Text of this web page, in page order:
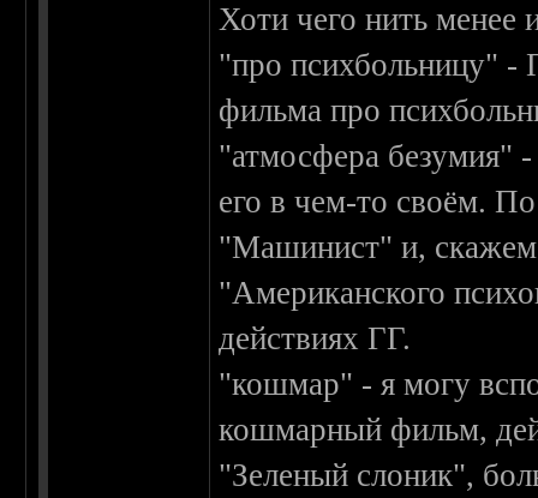
Хоти чего нить менее
"про психбольницу" -
фильма про
"атмосфера безумия"
его в чем-то своём.
"Машинист" и,
"Американского
действиях ГГ.
"кошмар" - я могу
кошмарный фильм,
"Зеленый слоник",